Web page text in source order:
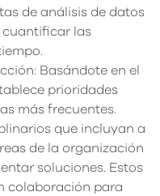
de análisis de datos
cuantificar las
Basándote en el
prioridades
más frecuentes.
que incluyan a
de la organización
soluciones. Estos
colaboración para